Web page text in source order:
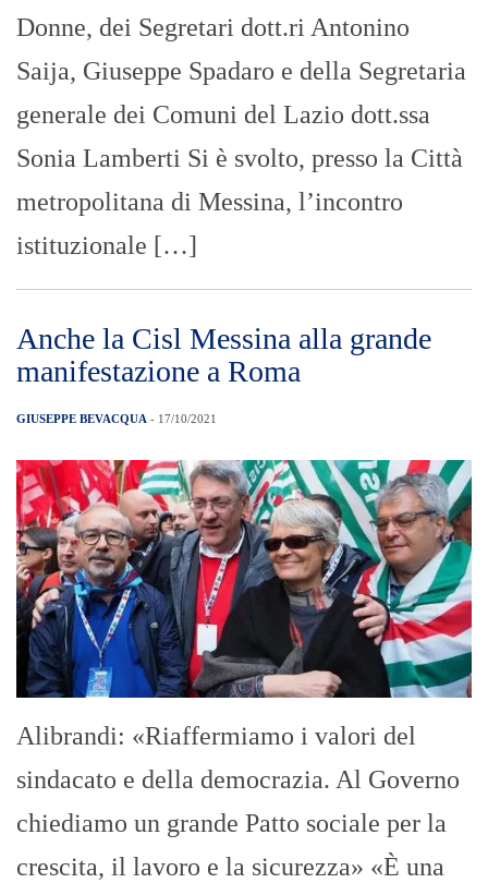
Donne, dei Segretari dott.ri Antonino
Saija, Giuseppe Spadaro e della Segretaria
generale dei Comuni del Lazio dott.ssa
Sonia Lamberti Si è svolto, presso la Città
metropolitana di Messina, l’incontro
istituzionale […]
Anche la Cisl Messina alla grande
manifestazione a Roma
GIUSEPPE BEVACQUA - 17/10/2021
Alibrandi: «Riaffermiamo i valori del
sindacato e della democrazia. Al Governo
chiediamo un grande Patto sociale per la
crescita, il lavoro e la sicurezza» «È una